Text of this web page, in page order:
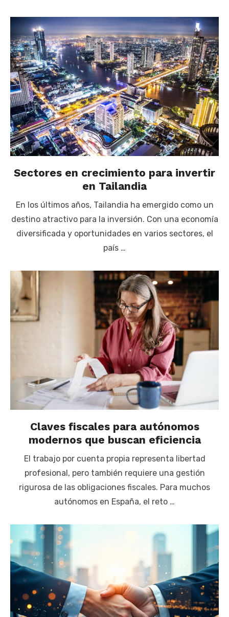
Sectores en crecimiento para invertir
en Tailandia
En los últimos años, Tailandia ha emergido como un
destino atractivo para la inversión. Con una economía
diversificada y oportunidades en varios sectores, el
país …
Claves fiscales para autónomos
modernos que buscan eficiencia
El trabajo por cuenta propia representa libertad
profesional, pero también requiere una gestión
rigurosa de las obligaciones fiscales. Para muchos
autónomos en España, el reto …